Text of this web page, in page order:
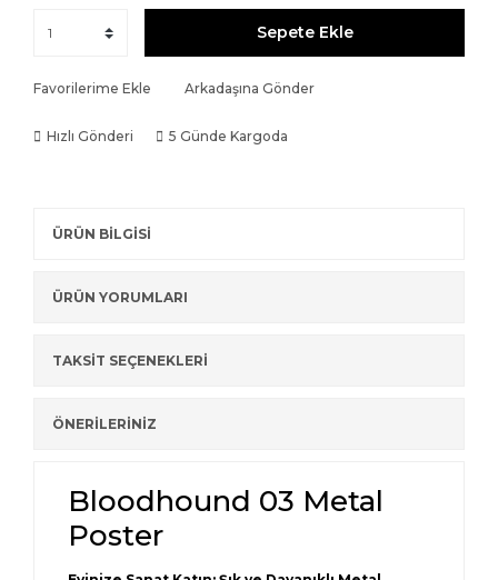
Sepete Ekle
Favorilerime Ekle Arkadaşına Gönder
Hızlı Gönderi 5 Günde Kargoda
ÜRÜN BİLGİSİ
ÜRÜN YORUMLARI
TAKSİT SEÇENEKLERİ
ÖNERİLERİNİZ
Bloodhound 03 Metal
Poster